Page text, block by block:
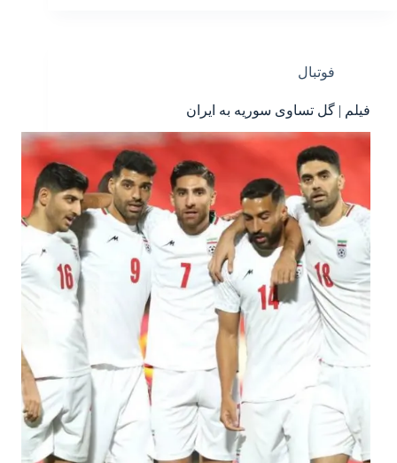
فوتبال
فیلم | گل تساوی سوریه به ایران